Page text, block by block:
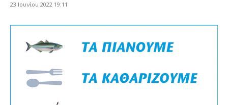
23 Ιουνίου 2022 19:11